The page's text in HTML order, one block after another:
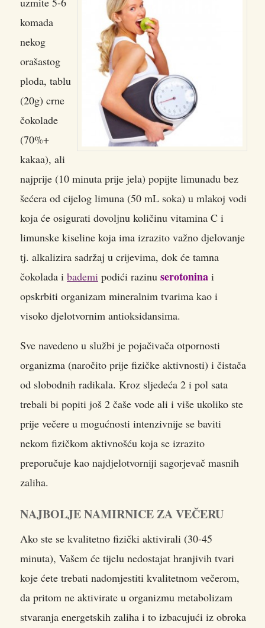
komada
nekog
orašastog
ploda, tablu
(20g) crne
čokolade
(70%+
kakaa), ali
najprije (10 minuta prije jela) popijte limunadu bez
šećera od cijelog limuna (50 mL soka) u mlakoj vodi
koja će osigurati dovoljnu količinu vitamina C i
limunske kiseline koja ima izrazito važno djelovanje
tj. alkalizira sadržaj u crijevima, dok će tamna
čokolada i bademi podići razinu serotonina i
opskrbiti organizam mineralnim tvarima kao i
visoko djelotvornim antioksidansima.
Sve navedeno u službi je pojačivača otpornosti
organizma (naročito prije fizičke aktivnosti) i čistača
od slobodnih radikala. Kroz sljedeća 2 i pol sata
trebali bi popiti još 2 čaše vode ali i više ukoliko ste
prije večere u mogućnosti intenzivnije se baviti
nekom fizičkom aktivnošću koja se izrazito
preporučuje kao najdjelotvorniji sagorjevač masnih
zaliha.
NAJBOLJE NAMIRNICE ZA VEČERU
Ako ste se kvalitetno fizički aktivirali (30-45
minuta), Vašem će tijelu nedostajat hranjivih tvari
koje ćete trebati nadomjestiti kvalitetnom večerom,
da pritom ne aktivirate u organizmu metabolizam
stvaranja energetskih zaliha i to izbacujući iz obroka